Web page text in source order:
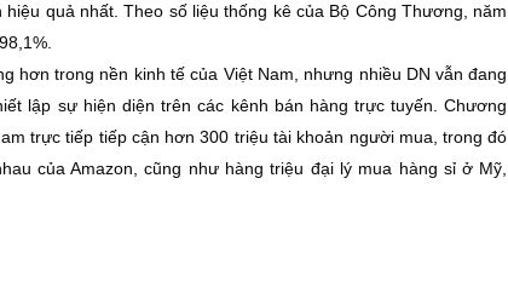
quả nhất. Theo số liệu thống kê của Bộ Công Thương, năm
hơn trong nền kinh tế của Việt Nam, nhưng nhiều DN vẫn đang
lập sự hiện diện trên các kênh bán hàng trực tuyến. Chương
trực tiếp tiếp cận hơn 300 triệu tài khoản người mua, trong đó
của Amazon, cũng như hàng triệu đại lý mua hàng sỉ ở Mỹ,